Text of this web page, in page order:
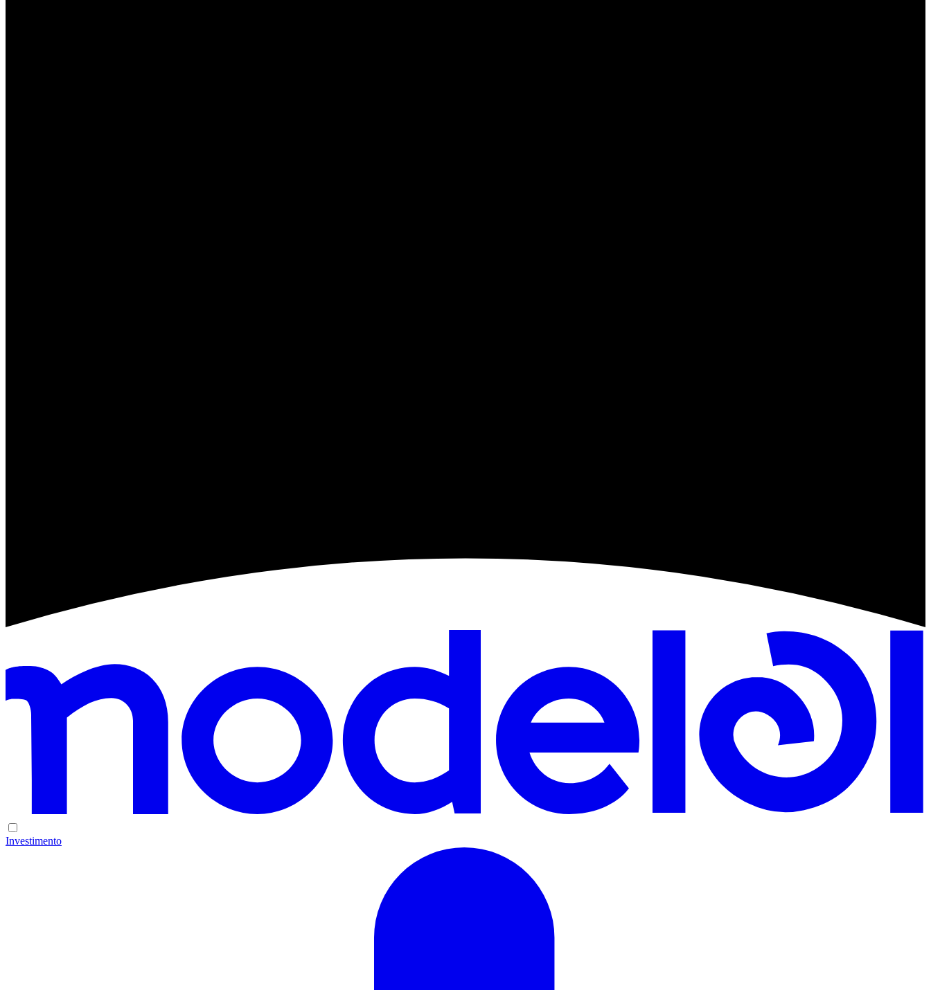
Investimento